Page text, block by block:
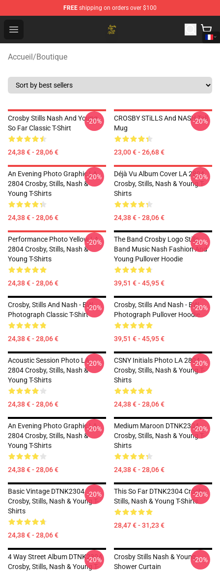
FREE shipping on orders over $100
Open menu
Crosby, Stills, Nash & Young Store - Official Crosby,
Accueil/Boutique
Crosby Stills Nash And Young
So Far Classic T-Shirt
24,38 € - 28,06 €
-20%
CROSBY STiLLS And NASH Tall
Mug
23,00 € - 26,68 €
-20%
An Evening Photo Graphic LA
2804 Crosby, Stills, Nash &
Young T-Shirts
24,38 € - 28,06 €
-20%
Déjà Vu Album Cover LA 2804
Crosby, Stills, Nash & Young T-
Shirts
24,38 € - 28,06 €
-20%
Performance Photo Yellow LA
2804 Crosby, Stills, Nash &
Young T-Shirts
24,38 € - 28,06 €
-20%
The Band Crosby Logo Stills
Band Music Nash Fashion And
Young Pullover Hoodie
39,51 € - 45,95 €
-20%
Crosby, Stills And Nash - BW
Photograph Classic T-Shirt
24,38 € - 28,06 €
-20%
Crosby, Stills And Nash - BW
Photograph Pullover Hoodie
39,51 € - 45,95 €
-20%
Acoustic Session Photo LA
2804 Crosby, Stills, Nash &
Young T-Shirts
24,38 € - 28,06 €
-20%
CSNY Initials Photo LA 2804
Crosby, Stills, Nash & Young T-
Shirts
24,38 € - 28,06 €
-20%
An Evening Photo Graphic LA
2804 Crosby, Stills, Nash &
Young T-Shirts
24,38 € - 28,06 €
-20%
Medium Maroon DTNK2304
Crosby, Stills, Nash & Young T-
Shirts
24,38 € - 28,06 €
-20%
Basic Vintage DTNK2304
Crosby, Stills, Nash & Young T-
Shirts
24,38 € - 28,06 €
-20%
This So Far DTNK2304 Crosby,
Stills, Nash & Young T-Shirts
28,47 € - 31,23 €
-20%
4 Way Street Album DTNK2304
Crosby, Stills, Nash & Young T-
-20%
Crosby Stills Nash & Young
Shower Curtain
-20%